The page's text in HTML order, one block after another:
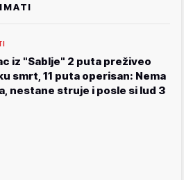
iz "Sablje" 2 puta preživeo
smrt, 11 puta operisan: Nema
nestane struje i posle si lud 3